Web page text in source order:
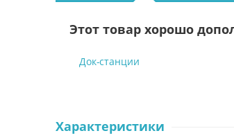
Этот товар хорошо
Док-станции
Характеристики